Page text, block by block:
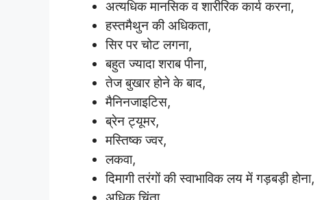
अत्यधिक मानसिक व शारीरिक कार्य करना,
हस्तमैथुन की अधिकता,
सिर पर चोट लगना,
बहुत ज्यादा शराब पीना,
तेज बुखार होने के बाद,
मैनिनजाइटिस,
ब्रेन ट्यूमर,
मस्तिष्क ज्वर,
लकवा,
दिमागी तरंगों की स्वाभाविक लय में गड़बड़ी होना,